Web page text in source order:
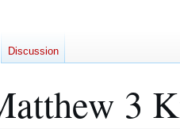
3
Discussion